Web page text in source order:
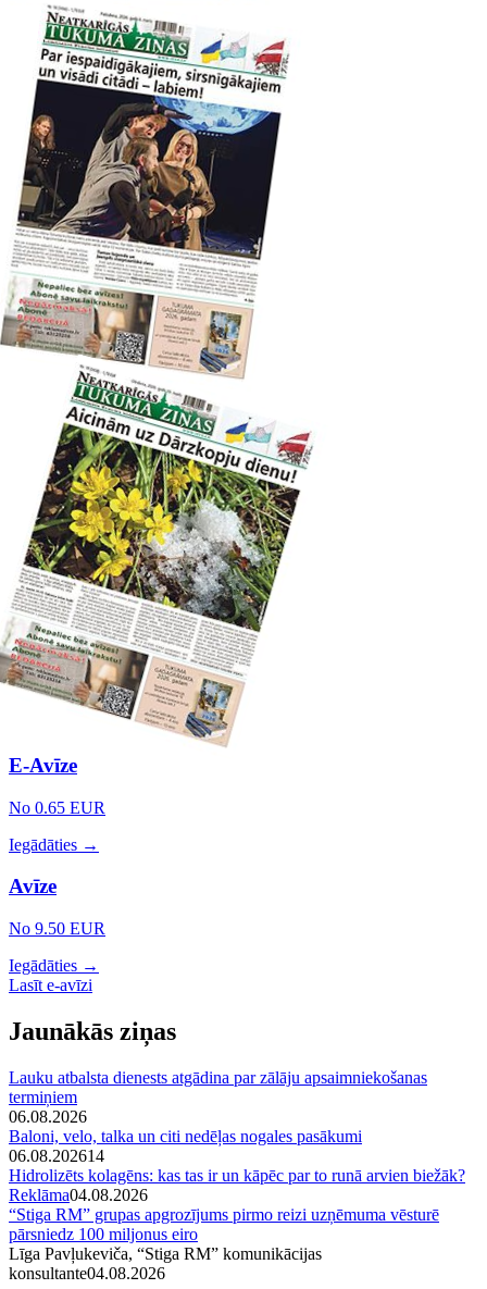
E-Avīze
No 0.65 EUR
Iegādāties →
Avīze
No 9.50 EUR
Iegādāties →
Lasīt e-avīzi
Jaunākās ziņas
Lauku atbalsta dienests atgādina par zālāju apsaimniekošanas
termiņiem
06.08.2026
Baloni, velo, talka un citi nedēļas nogales pasākumi
06.08.202614
Hidrolizēts kolagēns: kas tas ir un kāpēc par to runā arvien biežāk?
Reklāma04.08.2026
“Stiga RM” grupas apgrozījums pirmo reizi uzņēmuma vēsturē
pārsniedz 100 miljonus eiro
Līga Pavļukeviča, “Stiga RM” komunikācijas
konsultante04.08.2026